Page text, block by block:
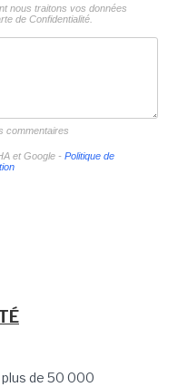
nous traitons vos données
de Confidentialité.
commentaires
et Google - Politique de
de 50 000